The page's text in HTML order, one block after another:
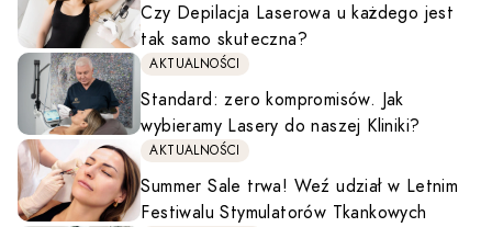
Czy Depilacja Laserowa u każdego jest
tak samo skuteczna?
AKTUALNOŚCI
Standard: zero kompromisów. Jak
wybieramy Lasery do naszej Kliniki?
AKTUALNOŚCI
Summer Sale trwa! Weź udział w Letnim
Festiwalu Stymulatorów Tkankowych